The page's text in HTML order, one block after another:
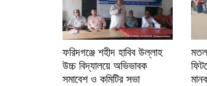
ফরিদগঞ্জে শহীদ হাবিব উল্লাহ
উচ্চ বিদ্যালয়ে অভিভাবক
সমাবেশ ও কমিটির সভা